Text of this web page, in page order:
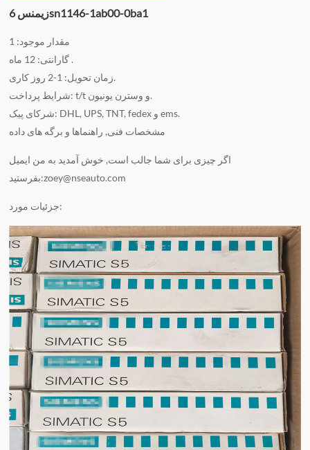
زیمنس 6sn1146-1ab00-0ba1
مقدار موجود: 1
گارانتی: 12 ماه .
زمان تحویل: 1-2 روز کاری.
شرایط پرداخت: t/t و وسترن یونیون.
شرکای پیک: DHL, UPS, TNT, fedex و ems.
مشخصات فنی, راهنماها و برگه های داده
اگر چیزی برای شما جالب است, خوش آمدید به من ایمیل
بفرستید:zoey@nseauto.com
جزئیات مورد: